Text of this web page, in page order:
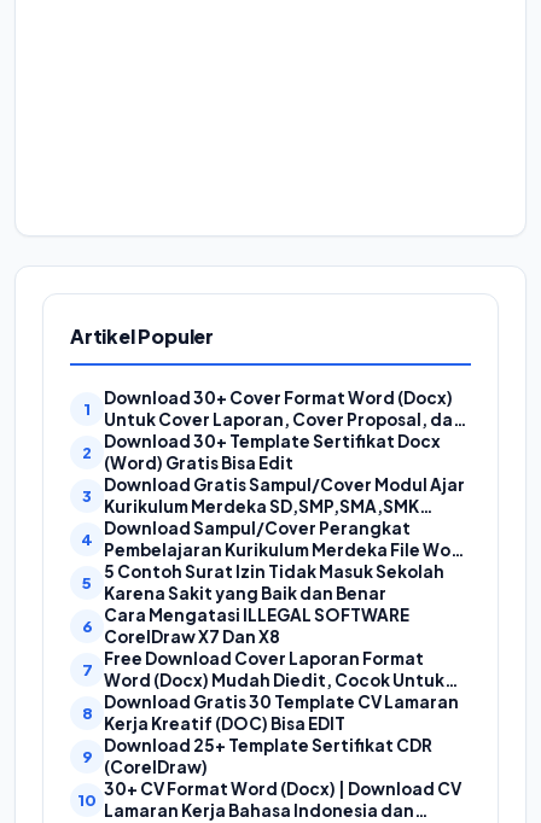
Artikel Populer
Download 30+ Cover Format Word (Docx)
Untuk Cover Laporan, Cover Proposal, dan
Cover Makalah
Download 30+ Template Sertifikat Docx
(Word) Gratis Bisa Edit
Download Gratis Sampul/Cover Modul Ajar
Kurikulum Merdeka SD,SMP,SMA,SMK
Format Doc (Ms Word)
Download Sampul/Cover Perangkat
Pembelajaran Kurikulum Merdeka File Word
(Doc) | Contoh Cover Kurikum Merdeka
5 Contoh Surat Izin Tidak Masuk Sekolah
Karena Sakit yang Baik dan Benar
Cara Mengatasi ILLEGAL SOFTWARE
CorelDraw X7 Dan X8
Free Download Cover Laporan Format
Word (Docx) Mudah Diedit, Cocok Untuk
Cover Laporan Kegiatan, Makalah Dan
Proposal
Download Gratis 30 Template CV Lamaran
Kerja Kreatif (DOC) Bisa EDIT
Download 25+ Template Sertifikat CDR
(CorelDraw)
30+ CV Format Word (Docx) | Download CV
Lamaran Kerja Bahasa Indonesia dan